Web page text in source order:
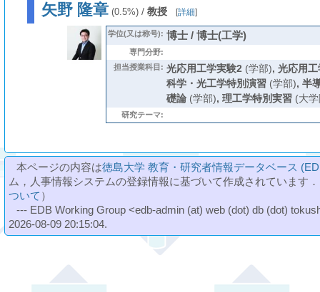
矢野 隆章(0.5%)/ 教授 [詳細]
学位(又は称号): 博士 / 博士(工学)
専門分野:
担当授業科目: 光応用工学実験2 (学部), 光応用
科学・光工学特別演習(学部), 半
礎論(学部), 理工学特別実習(大学
研究テーマ:
本ページの内容は徳島大学 教育・研究者情報データベース
ム，人事情報システムの登録情報に基づいて作成されています
ついて ）
--- EDB Working Group <edb-admin (at) web (dot) db (dot)
2026-08-09 20:15:04.